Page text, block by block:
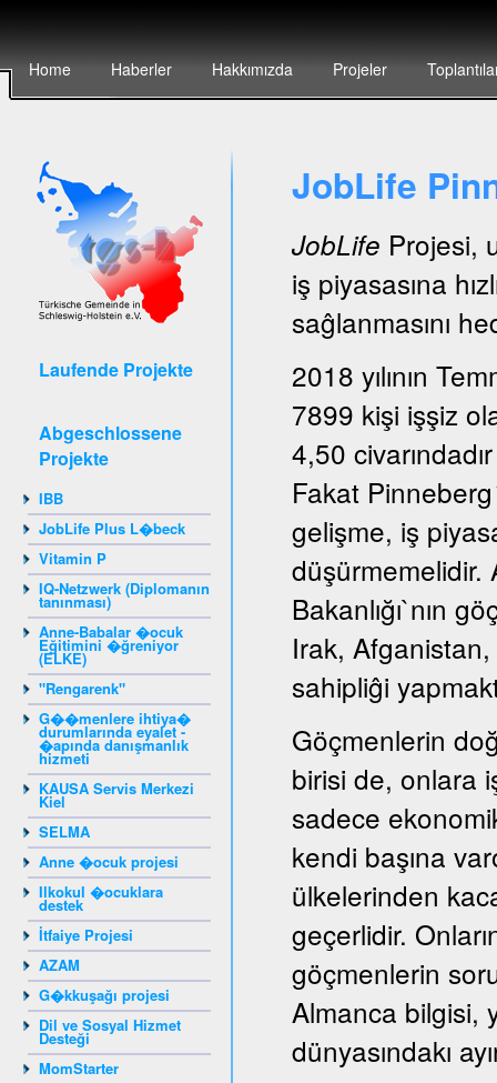
Home Haberler Hakkımızda Projeler
Laufende Projekte
Abgeschlossene
Projekte
IBB
JobLife Plus L�beck
Vitamin P
IQ-Netzwerk (Diplomanın
tanınması)
Anne-Babalar �ocuk
Eğitimini �ğreniyor
(ELKE)
"Rengarenk"
G��menlere ihtiya�
durumlarında eyalet -
�apında danışmanlık
hizmeti
KAUSA Servis Merkezi
Kiel
SELMA
Anne �ocuk projesi
Ilkokul �ocuklara
destek
İtfaiye Projesi
AZAM
G�kkuşağı projesi
Dil ve Sosyal Hizmet
Desteği
MomStarter
JobLife
JobLife Projesi,
iş piyasasına
saĝlanmasını
2018 yılının
7899 kişi işşiz
4,50
Fakat
gelişme, iş
düşürmemelidir.
Bakanlığı`nın
Irak,
sahipliĝi
Göçmenlerin
birisi de, onlara
sadece
kendi başına
ülkelerinden
geçerlidir.
göçmenlerin
Almanca bilgisi,
dünyasındakı